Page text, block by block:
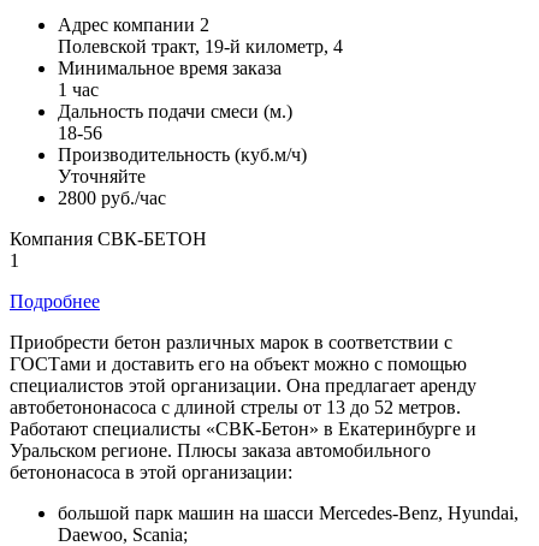
Адрес компании 2
Полевской тракт, 19-й километр, 4
Минимальное время заказа
1 час
Дальность подачи смеси (м.)
18-56
Производительность (куб.м/ч)
Уточняйте
2800 руб./час
Компания СВК-БЕТОН
1
Подробнее
Приобрести бетон различных марок в соответствии с
ГОСТами и доставить его на объект можно с помощью
специалистов этой организации. Она предлагает аренду
автобетононасоса с длиной стрелы от 13 до 52 метров.
Работают специалисты «СВК-Бетон» в Екатеринбурге и
Уральском регионе. Плюсы заказа автомобильного
бетононасоса в этой организации:
большой парк машин на шасси Mercedes-Benz, Hyundai,
Daewoo, Scania;